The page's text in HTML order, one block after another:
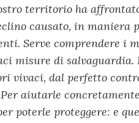
territorio ha
causato, in maniera
Serve comprendere i
misure di salvaguardia.
vivaci, dal perfetto
aiutarle
poterle proteggere: e